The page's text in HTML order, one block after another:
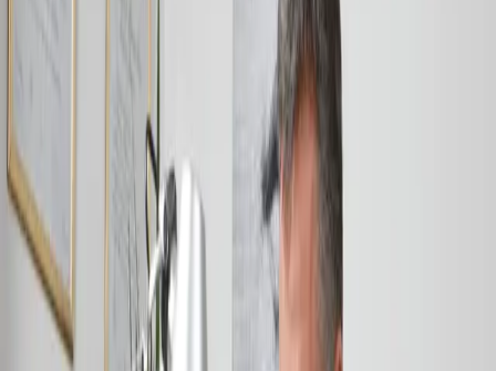
$70.000 por transferencia o $60.000 en efectivo. El
turno se reserva con seña del 50%. Con OSDE queda
Consulta personalizada
Agendá tu evaluación con el Dr.
Cada caso se evalúa de manera individual. En la
consulta definimos el plan, los tiempos y toda la
información que necesites para tomar tu decisión.
Consultar por WhatsApp
Evaluación personalizada con el Dr.